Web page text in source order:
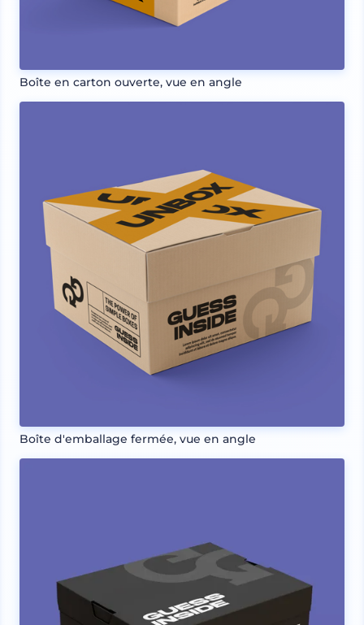
Boîte en carton ouverte, vue en angle
Boîte d'emballage fermée, vue en angle